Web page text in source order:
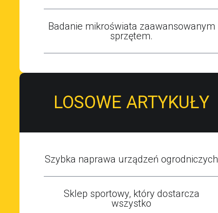
Badanie mikroświata zaawansowanym
sprzętem.
LOSOWE ARTYKUŁY
Szybka naprawa urządzeń ogrodniczych
Sklep sportowy, który dostarcza
wszystko